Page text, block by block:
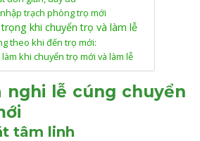
trạch phòng trọ mới
khi chuyển trọ và làm lễ
theo khi đến trọ mới:
khi chuyển trọ mới và làm lễ
nghi lễ cúng chuyển
tâm linh